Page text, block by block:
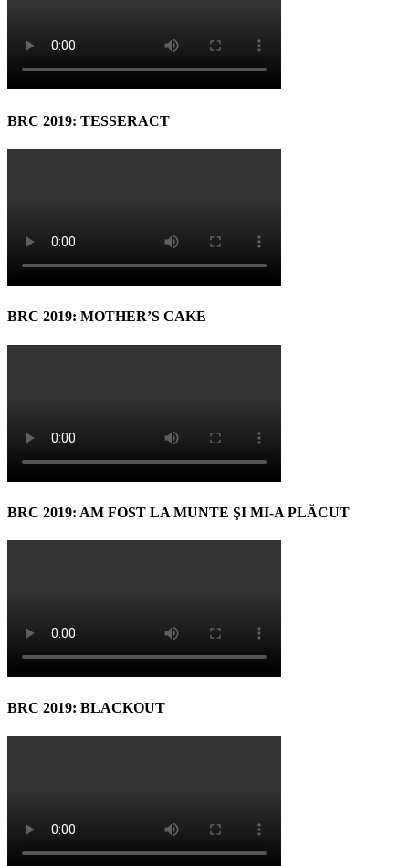
BRC 2019: TESSERACT
BRC 2019: MOTHER’S CAKE
BRC 2019: AM FOST LA MUNTE ŞI MI-A PLĂCUT
BRC 2019: BLACKOUT